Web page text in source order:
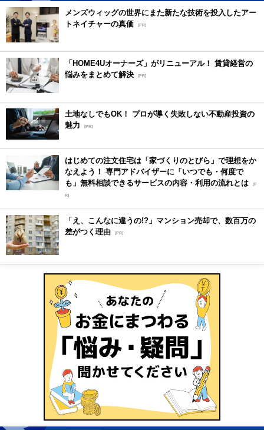
メンズウィッグの世界にまた新たな技術を投入したアー
トネイチャーの真価 [PR]
「HOME4Uオーナーズ」がリニューアル！ 賃貸経営の
悩みをまとめて解決 [PR]
土地なしでもOK！ プロが導く失敗しない不動産投資の
魅力
[PR]
はじめての注文住宅は「家づくりのとびら」で理想をか
なえよう！ 専門アドバイザーに「いつでも・何度で
も」無料相談できるサービスの内容・利用の流れとは [P
R]
「え、こんなに違うの!?」マンション売却で、数百万の
差がつく理由 [PR]